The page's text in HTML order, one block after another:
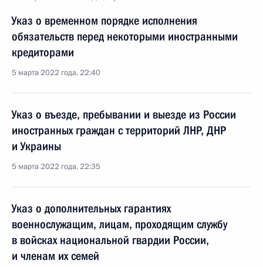
Указ о временном порядке исполнения
обязательств перед некоторыми иностранными
кредиторами
5 марта 2022 года, 22:40
Указ о въезде, пребывании и выезде из России
иностранных граждан с территорий ЛНР, ДНР
и Украины
5 марта 2022 года, 22:35
Указ о дополнительных гарантиях
военнослужащим, лицам, проходящим службу
в войсках национальной гвардии России,
и членам их семей